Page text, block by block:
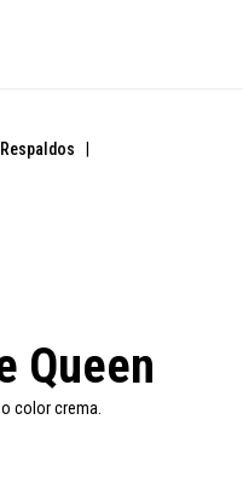
Respaldos
Queen
color crema.